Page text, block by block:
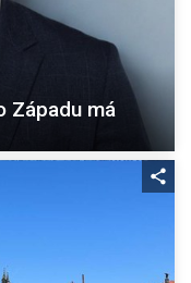
Západu má